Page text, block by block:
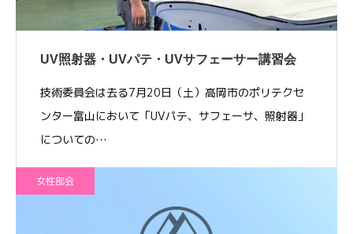
UV照射器・UVパテ・UVサフェーサー講習会
技術委員会は去る7月20日（土）高岡市のポリテクセ
ンター富山において「UVパテ、サフェーサ、照射器」
についての…
女性部会